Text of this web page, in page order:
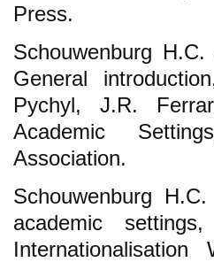
Press.
Schouwenburg
General
Pychyl, J.R.
Academic
Association.
Schouwenburg
academic